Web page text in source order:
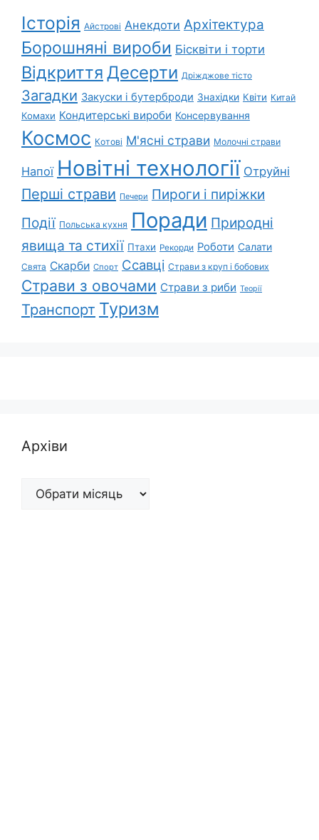
Історія Айстрові Анекдоти Архітектура
Борошняні вироби Бісквіти і торти
Відкриття Десерти Дріжджове тісто
Загадки Закуски і бутерброди Знахідки Квіти Китай
Комахи Кондитерські вироби Консервування
Космос Котові М'ясні страви Молочні страви
Напої Новітні технології Отруйні
Перші страви Печери Пироги і пиріжки
Події Польська кухня Поради Природні
явища та стихії Птахи Рекорди Роботи Салати
Свята Скарби Спорт Ссавці Страви з круп і бобових
Страви з овочами Страви з риби Теорії
Транспорт Туризм
Архіви
Архіви